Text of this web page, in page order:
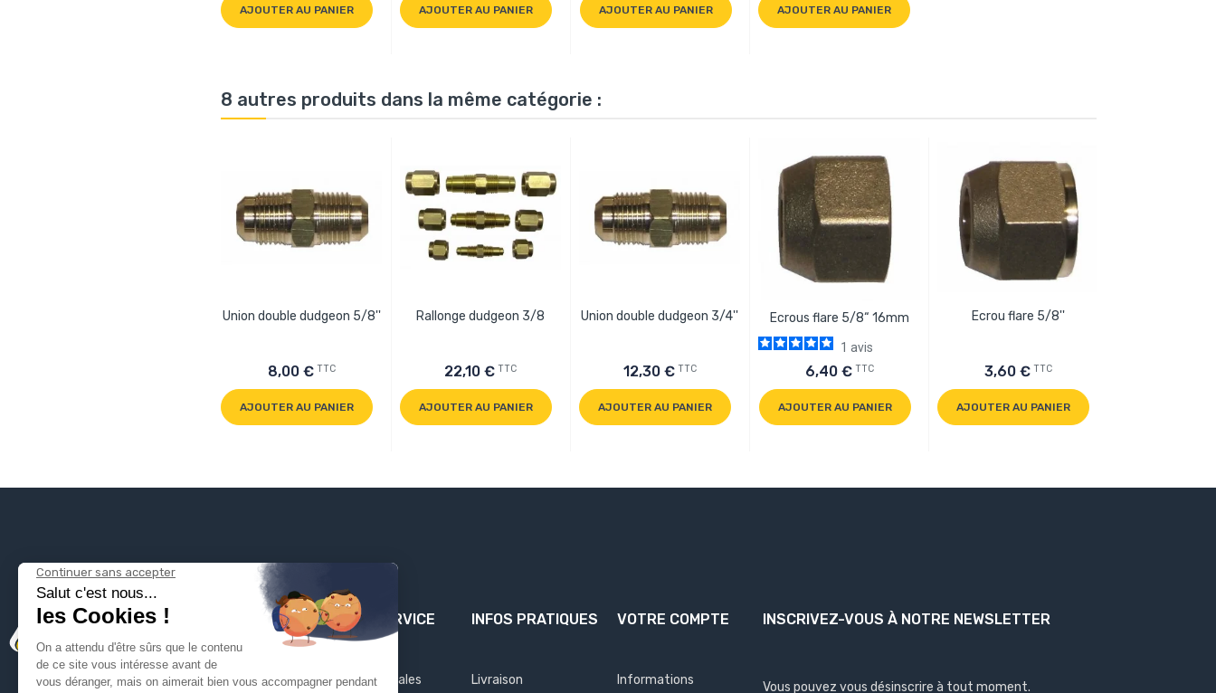
AJOUTER AU PANIER AJOUTER AU PANIER AJOUTER AU PANIER AJOUTER AU PANIER
8 autres produits dans la même catégorie :
Union double dudgeon 5/8''
8,00 € TTC
AJOUTER AU PANIER
Rallonge dudgeon 3/8
22,10 € TTC
AJOUTER AU PANIER
Union double dudgeon 3/4''
12,30 € TTC
AJOUTER AU PANIER
Ecrous flare 5/8“ 16mm
1 avis
6,40 € TTC
AJOUTER AU PANIER
Ecrou flare 5/8''
3,60 € TTC
AJOUTER AU PANIER
PLOMBSERVICE
Mentions légales
INFOS PRATIQUES
Livraison
VOTRE COMPTE
Informations
INSCRIVEZ-VOUS À NOTRE NEWSLETTER
Vous pouvez vous désinscrire à tout moment.